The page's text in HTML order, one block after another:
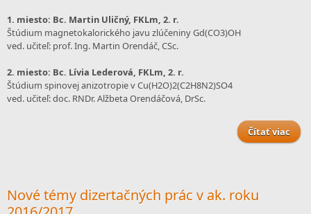
1. miesto: Bc. Martin Uličný, FKLm, 2. r.
Štúdium magnetokalorického javu zlúčeniny Gd(CO3)OH
ved. učiteľ: prof. Ing. Martin Orendáč, CSc.
2. miesto: Bc. Lívia Lederová, FKLm, 2. r.
Štúdium spinovej anizotropie v Cu(H2O)2(C2H8N2)SO4
ved. učiteľ: doc. RNDr. Alžbeta Orendáčová, DrSc.
Čítať viac
Nové témy dizertačných prác v ak. roku